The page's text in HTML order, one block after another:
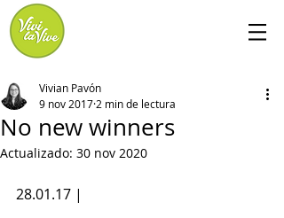
No new winners
Vivian Pavón
9 nov 2017 2 min de lectura
Actualizado: 30 nov 2020
28.01.17 |